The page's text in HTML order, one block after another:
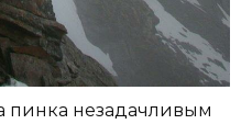
пинка незадачливым